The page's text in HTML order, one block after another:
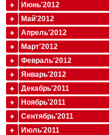
Июнь'2012
Май'2012
Апрель'2012
Март'2012
Февраль'2012
Январь'2012
Декабрь'2011
Ноябрь'2011
Сентябрь'2011
Июль'2011